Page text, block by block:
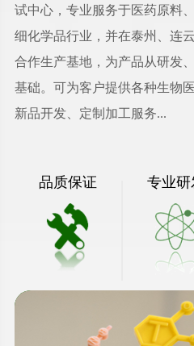
试中心，专业服务于医药原料
细化学品行业，并在泰州、连
合作生产基地，为产品从研发
基础。可为客户提供各种生物
新品开发、定制加工服务...
品质保证 专业研